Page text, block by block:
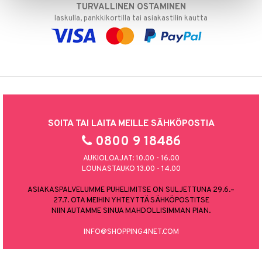
TURVALLINEN OSTAMINEN
laskulla, pankkikortilla tai asiakastilin kautta
SOITA TAI LAITA MEILLE SÄHKÖPOSTIA
0800 9 18486
AUKIOLOAJAT: 10.00 - 16.00
LOUNASTAUKO 13.00 - 14.00
ASIAKASPALVELUMME PUHELIMITSE ON SULJETTUNA 29.6.–
27.7. OTA MEIHIN YHTEYTTÄ SÄHKÖPOSTITSE
NIIN AUTAMME SINUA MAHDOLLISIMMAN PIAN.
INFO@SHOPPING4NET.COM